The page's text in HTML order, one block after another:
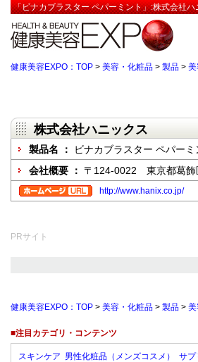
「ビナカブラスター ペパーミント」:株式会社
健康美容EXPO：TOP > 美容・化粧品 > 製品 >
株式会社ハニックス
製品名 ：
ビナカブラスター ペパーミ
会社概要 ： 〒124-0022 東京都葛飾
http://www.hanix.co.jp/
PRサイト
健康美容EXPO：TOP > 美容・化粧品 > 製品 >
■注目カテゴリ・コンテンツ
スキンケア 男性化粧品（メンズコスメ） サプ